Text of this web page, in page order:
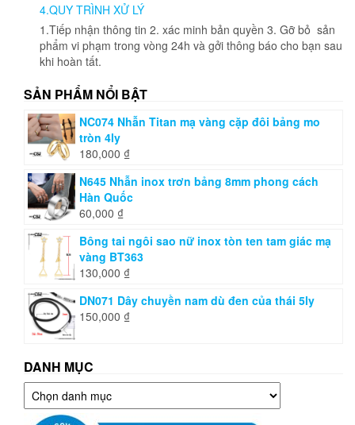
phẩm
4.QUY TRÌNH XỬ LÝ
1.Tiếp nhận thông tin 2. xác minh bản quyền 3. Gỡ bỏ sản
phẩm vi phạm trong vòng 24h và gởi thông báo cho bạn sau
khi hoàn tất.
SẢN PHẨM NỔI BẬT
NC074 Nhẫn Titan mạ vàng cặp đôi bảng mo
tròn 4ly
180,000 ₫
N645 Nhẫn inox trơn bảng 8mm phong cách
Hàn Quốc
60,000 ₫
Bông tai ngôi sao nữ inox tòn ten tam giác mạ
vàng BT363
130,000 ₫
DN071 Dây chuyền nam dù đen của thái 5ly
150,000 ₫
DANH MỤC
Danh
mục